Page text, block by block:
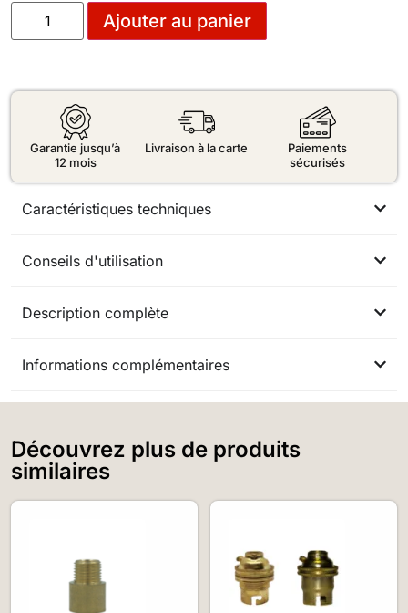
Ajouter au panier
Garantie jusqu’à
12 mois
Livraison à la carte
Paiements
sécurisés
Caractéristiques techniques
Conseils d'utilisation
Description complète
Informations complémentaires
Découvrez plus de produits
similaires